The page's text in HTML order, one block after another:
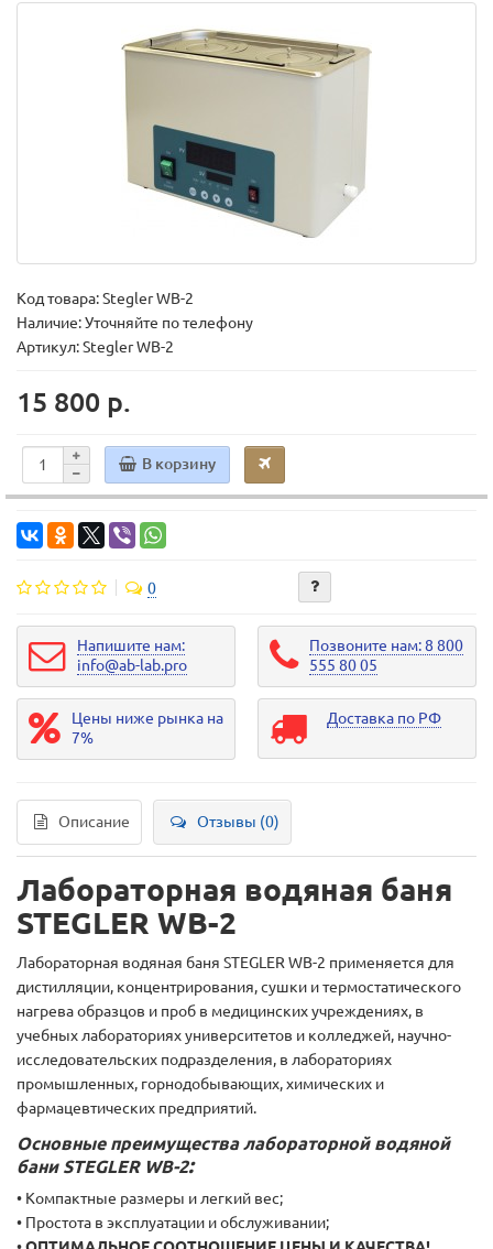
Код товара:Stegler WB-2
Наличие: Уточняйте по телефону
Артикул: Stegler WB-2
15 800 р.
В корзину
0
Напишите нам:
info@ab-lab.pro
Позвоните нам: 8 800
555 80 05
Цены ниже рынка на
7%
Доставка по РФ
Описание Отзывы (0)
Лабораторная водяная баня
STEGLER WB-2
Лабораторная водяная баня STEGLER WB-2 применяется для
дистилляции, концентрирования, сушки и термостатического
нагрева образцов и проб в медицинских учреждениях, в
учебных лабораториях университетов и колледжей, научно-
исследовательских подразделения, в лабораториях
промышленных, горнодобывающих, химических и
фармацевтических предприятий.
Основные преимущества лабораторной водяной
бани STEGLER WB-2:
• Компактные размеры и легкий вес;
• Простота в эксплуатации и обслуживании;